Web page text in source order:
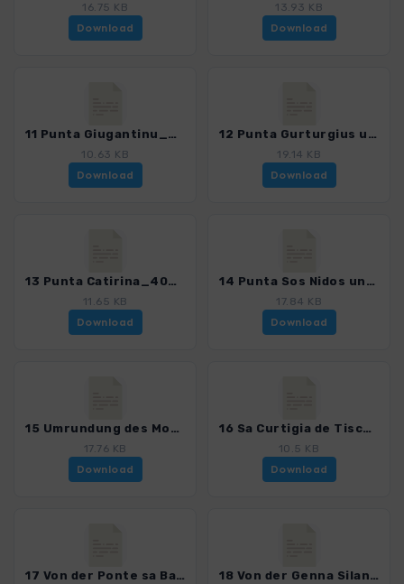
16.75 KB
Download
13.93 KB
Download
11 Punta Giugantinu_4023_6.gpx
10.63 KB
Download
12 Punta Gurturgius u.Punta Su Mutucrone_4023_6.gpx
19.14 KB
Download
13 Punta Catirina_4023_6.gpx
11.65 KB
Download
14 Punta Sos Nidos und Monte Corrasi_4023_6.gpx
17.84 KB
Download
15 Umrundung des Monte Corrasi_4023_6.gpx
17.76 KB
Download
16 Sa Curtigia de Tiscali_4023_6.gpx
10.5 KB
Download
17 Von der Ponte sa Barva zur Gola di Gorropu_4023_6.gpx 18 Von der Genna Silana zur Gola di Gorropu-2012_4023_6.gpx